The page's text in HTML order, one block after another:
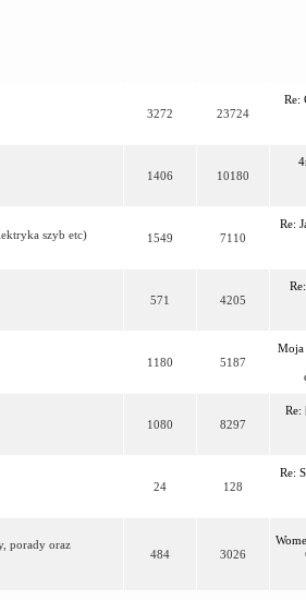
3272 23724
Re:
1406 10180
szyb etc)
1549 7110
Re:
571 4205
1180 5187
Moja
1080 8297
Re:
24 128
Re:
porady oraz
484 3026